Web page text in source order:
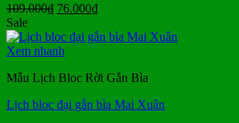
109.000₫ Giá
là:
109.000₫.
76.000₫Giá
tại
Sale
Xem nhanh
Mẫu Lịch Bloc Rời Gắn Bìa
Lịch bloc đại gắn bìa Mai Xuân